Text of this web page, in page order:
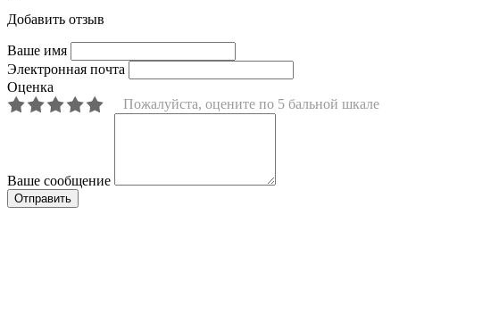
Добавить отзыв
Ваше имя
Электронная почта
Оценка
Пожалуйста, оцените по 5 бальной шкале
Ваше сообщение